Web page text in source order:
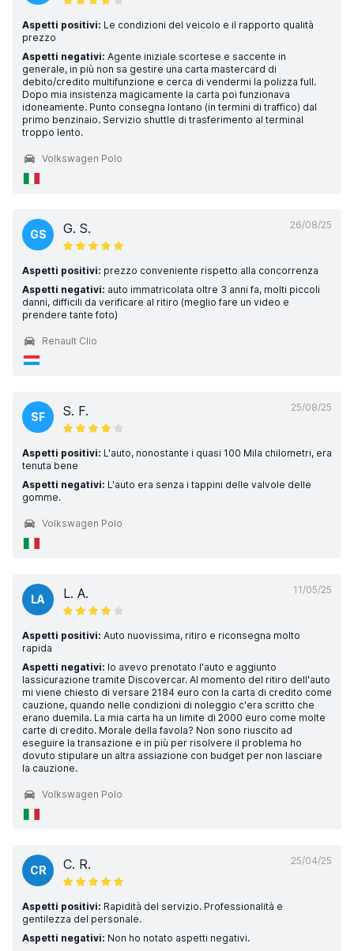
Aspetti positivi: Le condizioni del veicolo e il rapporto qualità
prezzo
Aspetti negativi: Agente iniziale scortese e saccente in
generale, in più non sa gestire una carta mastercard di
debito/credito multifunzione e cerca di vendermi la polizza full.
Dopo mia insistenza magicamente la carta poi funzionava
idoneamente. Punto consegna lontano (in termini di traffico) dal
primo benzinaio. Servizio shuttle di trasferimento al terminal
troppo lento.
Volkswagen Polo
26/08/25
GS G. S.
Aspetti positivi: prezzo conveniente rispetto alla concorrenza
Aspetti negativi: auto immatricolata oltre 3 anni fa, molti piccoli
danni, difficili da verificare al ritiro (meglio fare un video e
prendere tante foto)
Renault Clio
25/08/25
SF S. F.
Aspetti positivi: L'auto, nonostante i quasi 100 Mila chilometri, era
tenuta bene
Aspetti negativi: L'auto era senza i tappini delle valvole delle
gomme.
Volkswagen Polo
11/05/25
LA L. A.
Aspetti positivi: Auto nuovissima, ritiro e riconsegna molto
rapida
Aspetti negativi: Io avevo prenotato l'auto e aggiunto
lassicurazione tramite Discovercar. Al momento del ritiro dell'auto
mi viene chiesto di versare 2184 euro con la carta di credito come
cauzione, quando nelle condizioni di noleggio c'era scritto che
erano duemila. La mia carta ha un limite di 2000 euro come molte
carte di credito. Morale della favola? Non sono riuscito ad
eseguire la transazione e in più per risolvere il problema ho
dovuto stipulare un altra assiazione con budget per non lasciare
la cauzione.
Volkswagen Polo
25/04/25
CR C. R.
Aspetti positivi: Rapidità del servizio. Professionalità e
gentilezza del personale.
Aspetti negativi: Non ho notato aspetti negativi.